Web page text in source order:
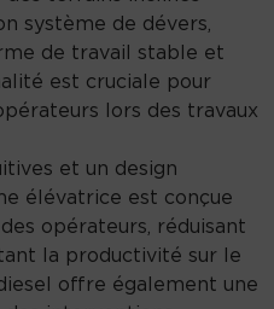
système de dévers,
de travail stable et
est cruciale pour
lors des travaux
et un design
élévatrice est conçue
opérateurs, réduisant
la productivité sur le
offre également une